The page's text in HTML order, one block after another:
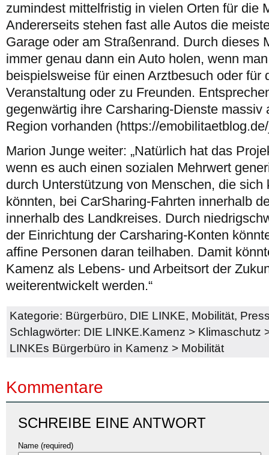
zumindest mittelfristig in vielen Orten für die
Andererseits stehen fast alle Autos die
Garage oder am Straßenrand. Durch dieses
immer genau dann ein Auto holen, wenn
beispielsweise für einen Arztbesuch oder für
Veranstaltung oder zu Freunden.
gegenwärtig ihre Carsharing-Dienste massiv
Region vorhanden (https://
Marion Junge weiter: „Natürlich hat das
wenn es auch einen sozialen Mehrwert
durch Unterstützung von Menschen, die
könnten, bei CarSharing-Fahrten innerhalb
innerhalb des Landkreises. Durch
der Einrichtung der Carsharing-Konten
affine Personen daran teilhaben. Damit
Kamenz als Lebens- und Arbeitsort der
weiterentwickelt werden.“
Kategorie: Bürgerbüro, DIE LINKE, Mobilität,
Schlagwörter: DIE LINKE.Kamenz > Klimaschutz
LINKEs Bürgerbüro in Kamenz > Mobilität
Kommentare
SCHREIBE EINE ANTWORT
Name (required)